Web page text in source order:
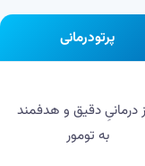
پرتودرمانی
درمانیِ دقیق و هدفمند
به تومور